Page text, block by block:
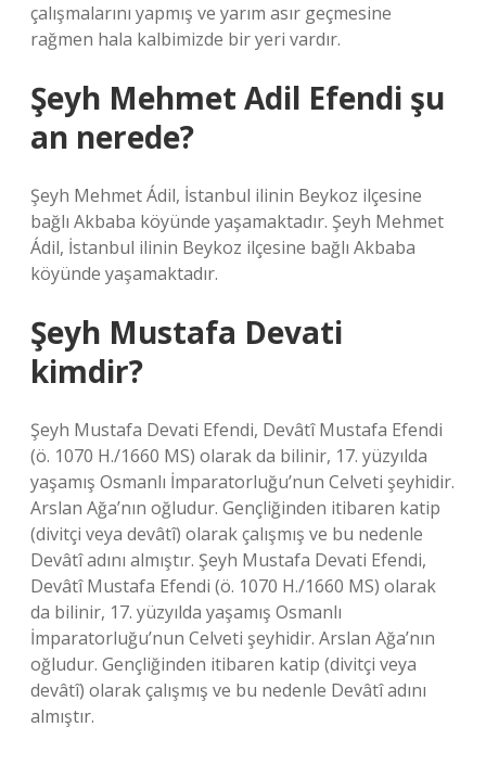
çalışmalarını yapmış ve yarım asır geçmesine
rağmen hala kalbimizde bir yeri vardır.
Şeyh Mehmet Adil Efendi şu
an nerede?
Şeyh Mehmet Ádil, İstanbul ilinin Beykoz ilçesine
bağlı Akbaba köyünde yaşamaktadır. Şeyh Mehmet
Ádil, İstanbul ilinin Beykoz ilçesine bağlı Akbaba
köyünde yaşamaktadır.
Şeyh Mustafa Devati
kimdir?
Şeyh Mustafa Devati Efendi, Devâtî Mustafa Efendi
(ö. 1070 H./1660 MS) olarak da bilinir, 17. yüzyılda
yaşamış Osmanlı İmparatorluğu’nun Celveti şeyhidir.
Arslan Ağa’nın oğludur. Gençliğinden itibaren katip
(divitçi veya devâtî) olarak çalışmış ve bu nedenle
Devâtî adını almıştır. Şeyh Mustafa Devati Efendi,
Devâtî Mustafa Efendi (ö. 1070 H./1660 MS) olarak
da bilinir, 17. yüzyılda yaşamış Osmanlı
İmparatorluğu’nun Celveti şeyhidir. Arslan Ağa’nın
oğludur. Gençliğinden itibaren katip (divitçi veya
devâtî) olarak çalışmış ve bu nedenle Devâtî adını
almıştır.